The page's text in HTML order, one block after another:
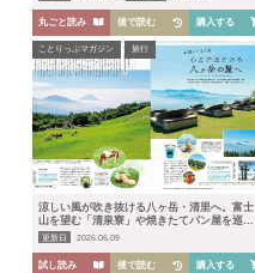
丸ごと読み 後で読む 購入する
ことりっぷマガジン 旅行
涼しい風が吹き抜ける八ヶ岳・清里へ。富士
山を望む「清泉寮」や焼きたてパン屋を巡
る“ご褒美夏旅”
更新日 2026.06.09
試し読み 後で読む 購入する